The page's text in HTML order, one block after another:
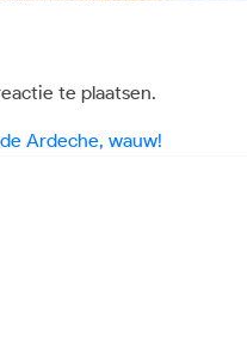
te plaatsen.
Ardeche, wauw!